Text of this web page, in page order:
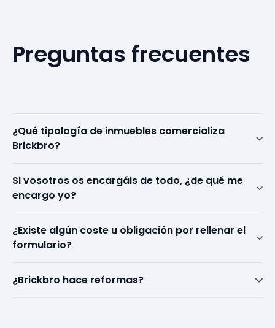
Preguntas frecuentes
¿Qué tipología de inmuebles comercializa
Brickbro?
Si vosotros os encargáis de todo, ¿de qué me
encargo yo?
¿Existe algún coste u obligación por rellenar el
formulario?
¿Brickbro hace reformas?